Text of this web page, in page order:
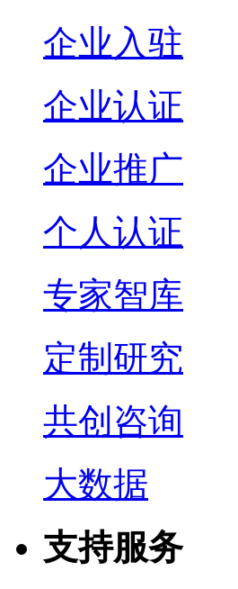
企业入驻
企业认证
企业推广
个人认证
专家智库
定制研究
共创咨询
大数据
支持服务